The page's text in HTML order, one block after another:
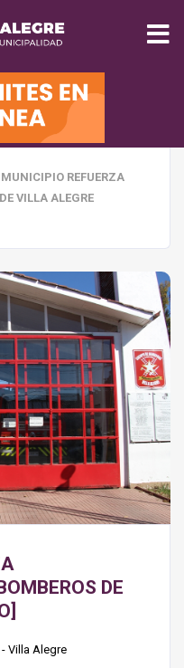
INICIO
MUNICIPALIDAD
SEGURIDAD
SALUD
TURISMO
MEDIO AMBIENTE
MUNICIPIO REFUERZA
VILLA ALEGRE
DE
Villa Alegre